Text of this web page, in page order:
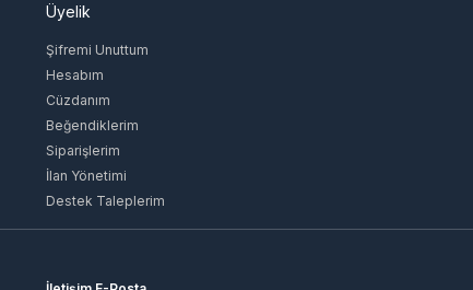
Üyelik
Şifremi Unuttum
Hesabım
Cüzdanım
Beğendiklerim
Siparişlerim
İlan Yönetimi
Destek Taleplerim